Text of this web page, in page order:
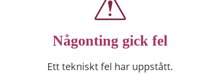
Någonting gick fel
Ett tekniskt fel har uppstått.